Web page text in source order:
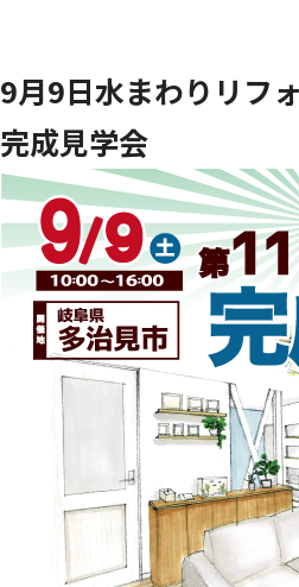
9月9日水まわりリフ
完成見学会